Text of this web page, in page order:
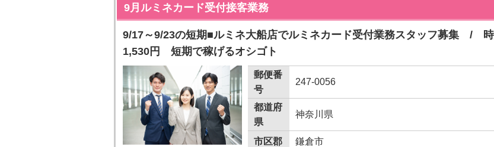
9月ルミネカード受付接客業務
9/17～9/23の短期■ルミネ大船店でルミネカード受付業務スタッフ募集 /
1,530円 短期で稼げるオシゴト
郵便番
号
247-0056
都道府
県
神奈川県
市区郡
鎌倉市